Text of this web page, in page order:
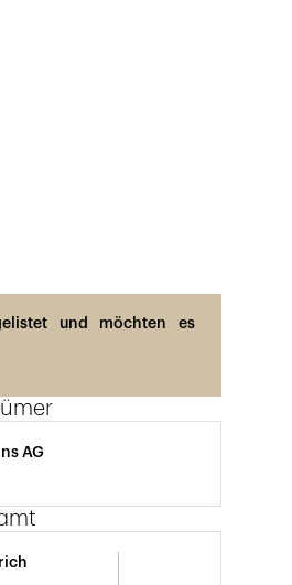
und möchten es
AG